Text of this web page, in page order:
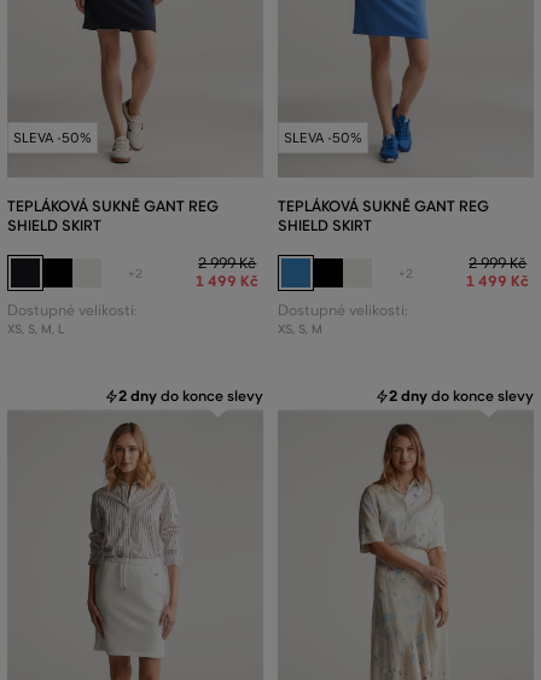
SLEVA -50%
TEPLÁKOVÁ SUKNĚ GANT REG
SHIELD SKIRT
+2
2 999 Kč
1 499 Kč
Dostupné velikosti:
XS, S, M, L
SLEVA -50%
TEPLÁKOVÁ SUKNĚ GANT REG
SHIELD SKIRT
+2
2 999 Kč
1 499 Kč
Dostupné velikosti:
XS, S, M
2 dny do konce slevy 2 dny do konce slevy